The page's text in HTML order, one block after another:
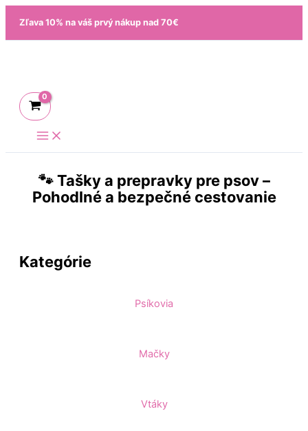
Preskočiť
obsah
Zľava 10% na váš prvý nákup nad 70€
🐾 Tašky a prepravky pre psov –
Pohodlné a bezpečné cestovanie
Kategórie
Psíkovia
Mačky
Vtáky